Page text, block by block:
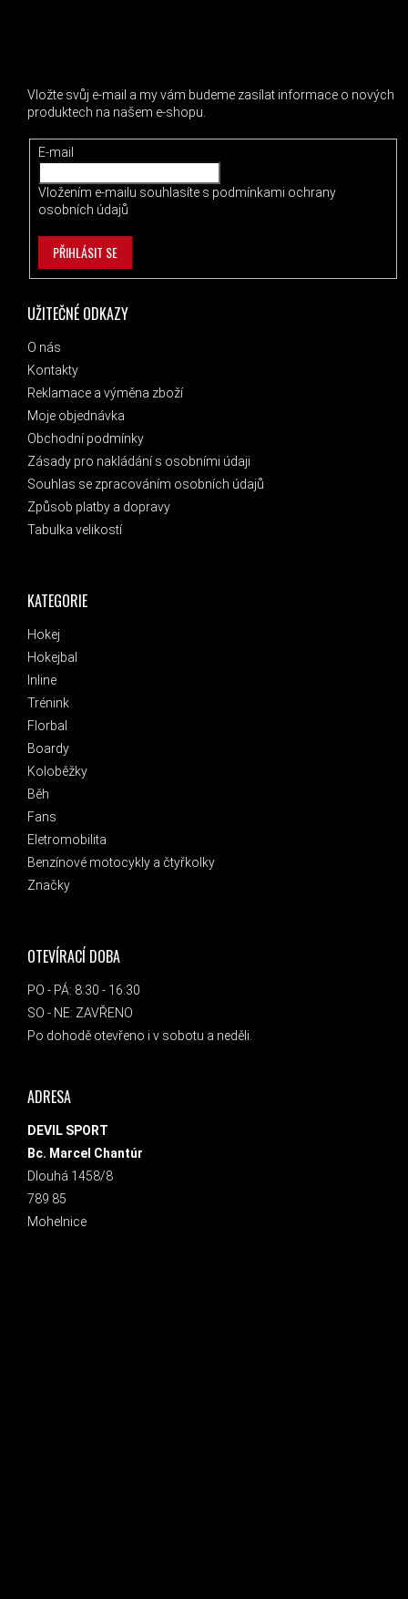
KATEGORIE
Hokej
Hokejbal
Inline
Trénink
Florbal
Boardy
Koloběžky
Běh
Fans
Eletromobilita
Benzínové motocykly a čtyřkolky
Značky
UŽITEČNÉ ODKAZY
O nás
Kontakty
Reklamace a výměna zboží
Moje objednávka
Obchodní podmínky
Zásady pro nakládání s osobními údaji
Souhlas se zpracováním osobních údajů
Způsob platby a dopravy
Tabulka velikostí
OTEVÍRACÍ DOBA
PO - PÁ: 8:30 - 16:30
SO - NE: ZAVŘENO
Po dohodě otevřeno i v sobotu a neděli.
ADRESA
DEVIL SPORT
Bc. Marcel Chantúr
Dlouhá 1458/8
789 85
Mohelnice
Vložte svůj e-mail a my vám budeme zasílat informace o nových
produktech na našem e-shopu.
E-mail
Vložením e-mailu souhlasíte s podmínkami ochrany
osobních údajů
PŘIHLÁSIT SE